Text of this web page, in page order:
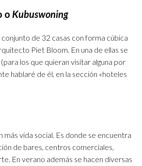
o Kubuswoning
conjunto de 32 casas con forma cúbica
Piet Bloom. En una de ellas se
los que quieran visitar alguna por
hablaré de él, en la sección «hoteles
más vida social. Es donde se encuentra
de bares, centros comerciales,
En verano además se hacen diversas